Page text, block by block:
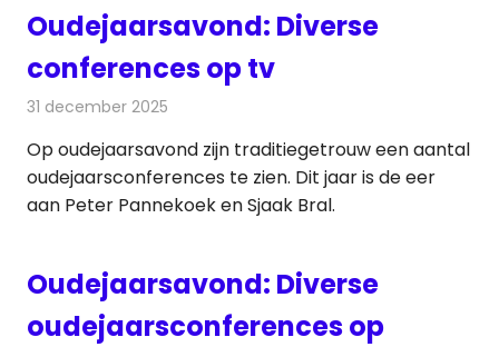
Oudejaarsavond: Diverse
conferences op tv
31 december 2025
Op oudejaarsavond zijn traditiegetrouw een aantal
oudejaarsconferences te zien. Dit jaar is de eer
aan Peter Pannekoek en Sjaak Bral.
Oudejaarsavond: Diverse
oudejaarsconferences op